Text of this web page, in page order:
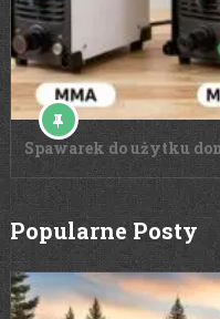
Spawarek do użytku
Popularne Posty